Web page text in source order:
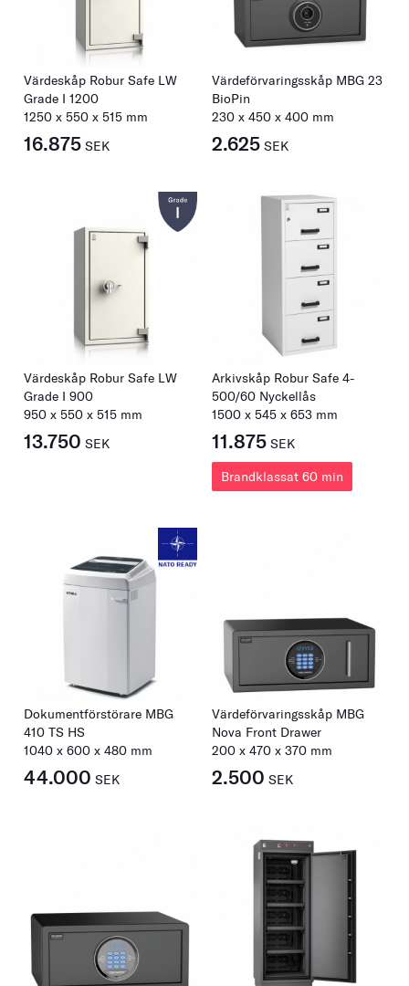
Värdeskåp Robur Safe LW
Grade I 1200
1250 x 550 x 515 mm
16.875 SEK
Värdeförvaringsskåp MBG 23
BioPin
230 x 450 x 400 mm
2.625 SEK
Värdeskåp Robur Safe LW
Grade I 900
950 x 550 x 515 mm
13.750 SEK
Arkivskåp Robur Safe 4-
500/60 Nyckellås
1500 x 545 x 653 mm
11.875 SEK
Brandklassat 60 min
Dokumentförstörare MBG
410 TS HS
1040 x 600 x 480 mm
44.000 SEK
Värdeförvaringsskåp MBG
Nova Front Drawer
200 x 470 x 370 mm
2.500 SEK